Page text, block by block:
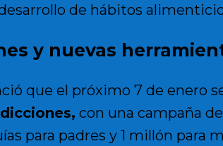
de hábitos
y nuevas
que el próximo 7 de enero
, con una campaña
para padres y 1 millón para